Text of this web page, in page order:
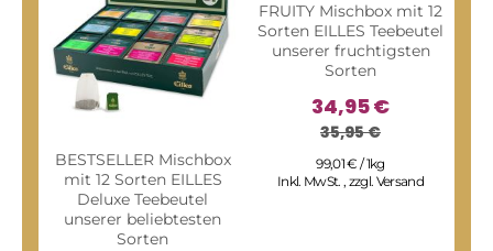
BESTSELLER Mischbox
mit 12 Sorten EILLES
Deluxe Teebeutel
unserer beliebtesten
Sorten
FRUITY Mischbox mit 12
Sorten EILLES Teebeutel
unserer fruchtigsten
Sorten
34,95 €
35,95 €
99,01 € / 1kg
Inkl. MwSt. , zzgl. Versand